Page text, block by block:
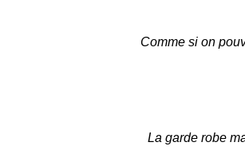
Comme si on
La garde robe